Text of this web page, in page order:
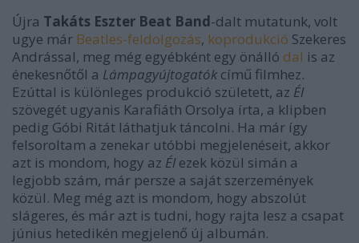
Újra Takáts Eszter Beat Band-dalt mutatunk, volt
ugye már Beatles-feldolgozás, koprodukció Szekeres
Andrással, meg még egyébként egy önálló dal is az
énekesnőtől a Lámpagyújtogatók című filmhez.
Ezúttal is különleges produkció született, az Él
szövegét ugyanis Karafiáth Orsolya írta, a klipben
pedig Góbi Ritát láthatjuk táncolni. Ha már így
felsoroltam a zenekar utóbbi megjelenéseit, akkor
azt is mondom, hogy az Élezek közül simán a
legjobb szám, már persze a saját szerzemények
közül. Meg még azt is mondom, hogy abszolút
slágeres, és már azt is tudni, hogy rajta lesz a csapat
június hetedikén megjelenő új albumán.